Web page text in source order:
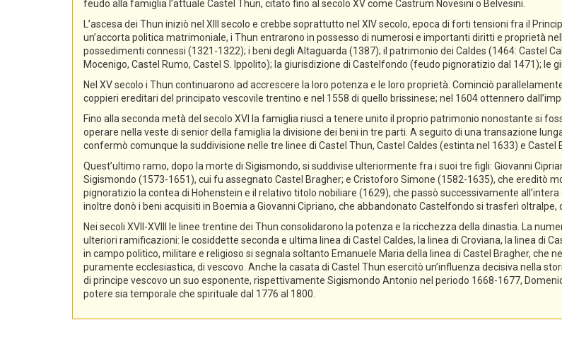
feudo alla famiglia l’attuale Castel Thun, citato fino al secolo XV come Castrum Novesini o Belvesini.
L’ascesa dei Thun iniziò nel XIII secolo e crebbe soprattutto nel XIV secolo, epoca di forti tensioni fra il
un’accorta politica matrimoniale, i Thun entrarono in possesso di numerosi e importanti diritti e proprietà
possedimenti connessi (1321-1322); i beni degli Altaguarda (1387); il patrimonio dei Caldes (1464: Castel
Mocenigo, Castel Rumo, Castel S. Ippolito); la giurisdizione di Castelfondo (feudo pignoratizio dal 1471); le
Nel XV secolo i Thun continuarono ad accrescere la loro potenza e le loro proprietà. Cominciò
coppieri ereditari del principato vescovile trentino e nel 1558 di quello brissinese; nel 1604 ottennero
Fino alla seconda metà del secolo XVI la famiglia riuscì a tenere unito il proprio patrimonio nonostante si
operare nella veste di senior della famiglia la divisione dei beni in tre parti. A seguito di una transazione
confermò comunque la suddivisione nelle tre linee di Castel Thun, Castel Caldes (estinta nel 1633) e Castel
Quest’ultimo ramo, dopo la morte di Sigismondo, si suddivise ulteriormente fra i suoi tre figli: Giovanni
Sigismondo (1573-1651), cui fu assegnato Castel Bragher; e Cristoforo Simone (1582-1635), che ereditò
pignoratizio la contea di Hohenstein e il relativo titolo nobiliare (1629), che passò successivamente
inoltre donò i beni acquisiti in Boemia a Giovanni Cipriano, che abbandonato Castelfondo si trasferì oltralpe,
Nei secoli XVII-XVIII le linee trentine dei Thun consolidarono la potenza e la ricchezza della dinastia. La
ulteriori ramificazioni: le cosiddette seconda e ultima linea di Castel Caldes, la linea di Croviana, la linea di
in campo politico, militare e religioso si segnala soltanto Emanuele Maria della linea di Castel Bragher, che
puramente ecclesiastica, di vescovo. Anche la casata di Castel Thun esercitò un’influenza decisiva nella
di principe vescovo un suo esponente, rispettivamente Sigismondo Antonio nel periodo 1668-1677,
potere sia temporale che spirituale dal 1776 al 1800.